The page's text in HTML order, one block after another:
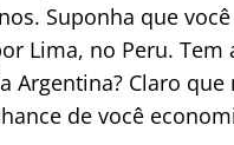
Suponha que
Lima, no Peru.
Argentina? Claro
de você